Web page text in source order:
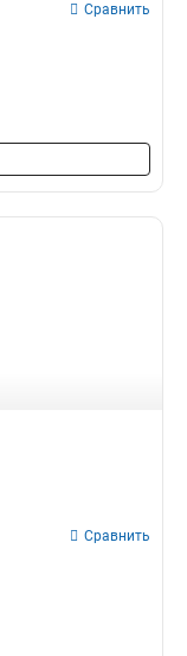
Сравнить
Сравнить